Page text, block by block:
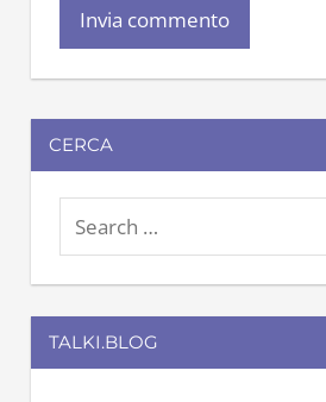
CERCA
e
a
r
c
TALKI.BLOG